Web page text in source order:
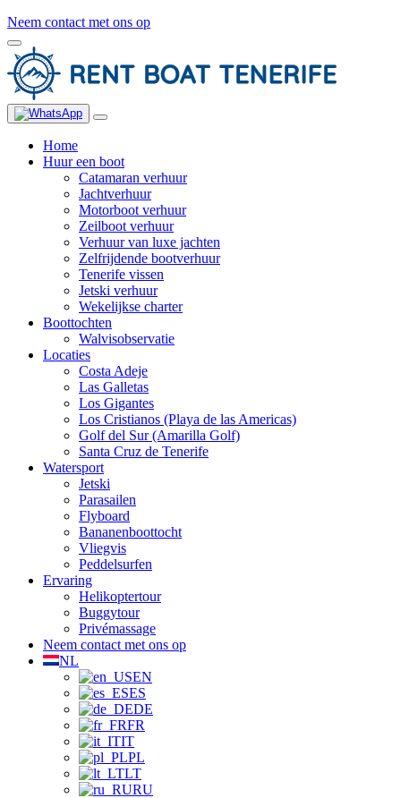
Neem contact met ons op
Home
Huur een boot
Catamaran verhuur
Jachtverhuur
Motorboot verhuur
Zeilboot verhuur
Verhuur van luxe jachten
Zelfrijdende bootverhuur
Tenerife vissen
Jetski verhuur
Wekelijkse charter
Boottochten
Walvisobservatie
Locaties
Costa Adeje
Las Galletas
Los Gigantes
Los Cristianos (Playa de las Americas)
Golf del Sur (Amarilla Golf)
Santa Cruz de Tenerife
Watersport
Jetski
Parasailen
Flyboard
Bananenboottocht
Vliegvis
Peddelsurfen
Ervaring
Helikoptertour
Buggytour
Privémassage
Neem contact met ons op
NL
EN
ES
DE
FR
IT
PL
LT
RU